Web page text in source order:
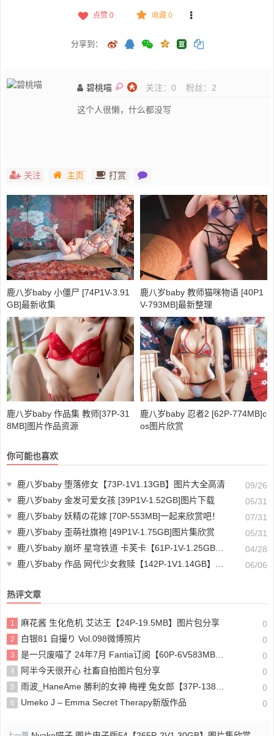
点赞 0 收藏 0
分享到：
碧桃喵 关注： 0 粉丝： 2
这个人很懒，什么都没写
关注 主页 打赏
鹿八岁baby 小僵尸 [74P1V-3.91
GB]最新收集
鹿八岁baby 教师猫咪物语 [40P1
V-793MB]最新整理
鹿八岁baby 作品集 教师[37P-31
8MB]图片作品资源
鹿八岁baby 忍者2 [62P-774MB]c
os图片欣赏
你可能也喜欢
♥ 鹿八岁baby 堕落修女【73P-1V1.13GB】图片大全高清
09/26
♥
鹿八岁baby 金发可爱女孩 [39P1V-1.52GB]图片下载
05/31
♥
鹿八岁baby 妖精の花嫁 [70P-553MB]一起来欣赏吧！
07/31
♥
鹿八岁baby 歪萌社旗袍 [49P1V-1.75GB]图片集欣赏
05/31
♥
鹿八岁baby 崩坏 星穹铁道 卡芙卡【61P-1V-1.25GB】整理分享
04/28
♥
鹿八岁baby 作品 网代少女救赎【142P-1V1.14GB】美丽的女生图片 06/06
热评文章
1 麻花酱 生化危机 艾达王【24P-19.5MB】图片包分享 0
2 白银81 自撮り Vol.098微博照片 0
3 是一只废喵了 24年7月 Fantia订阅【60P-6V583MB】下载 0
4 阿半今天很开心 社畜自拍图片包分享 0
5 雨波_HaneAme 勝利的女神 梅裡 兔女郎【37P-138MB】整理分享 0
6 Umeko J – Emma Secret Therapy新版作品 0